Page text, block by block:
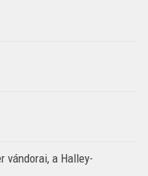
vándorai, a Halley-